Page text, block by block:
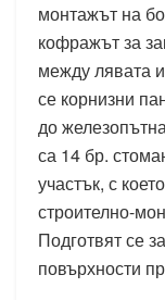
монтажът на
кофражът за
между лявата
се корнизни
до
са 14 бр.
участък, с
строително-
Подготвят се
повърхности